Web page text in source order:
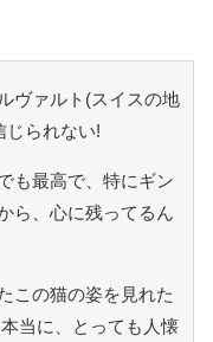
ヴァルト(スイスの地
じられない!
も最高で、特にギン
ら、心に残ってるん
この猫の姿を見れた
当に、とっても人懐